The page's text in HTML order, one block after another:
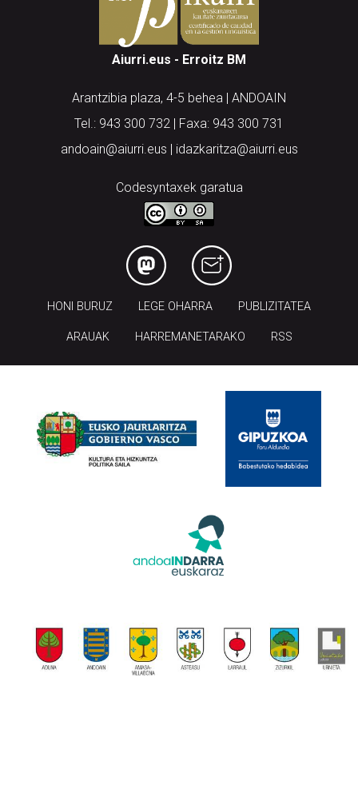
Aiurri.eus - Erroitz BM
Arantzibia plaza, 4-5 behea | ANDOAIN
Tel.: 943 300 732 | Faxa: 943 300 731
andoain@aiurri.eus | idazkaritza@aiurri.eus
Codesyntaxek garatua
HONI BURUZ LEGE OHARRA PUBLIZITATEA
ARAUAK HARREMANETARAKO RSS